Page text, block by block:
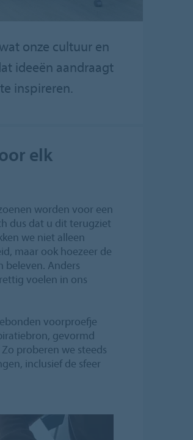
onze cultuur en
ideeën aandraagt
inspireren.
elk
worden voor een
dus dat u dit terugziet
we niet alleen
maar ook hoezeer de
beleven. Anders
voelen in ons
voorproefje
gevormd
proberen we steeds
inclusief de sfeer